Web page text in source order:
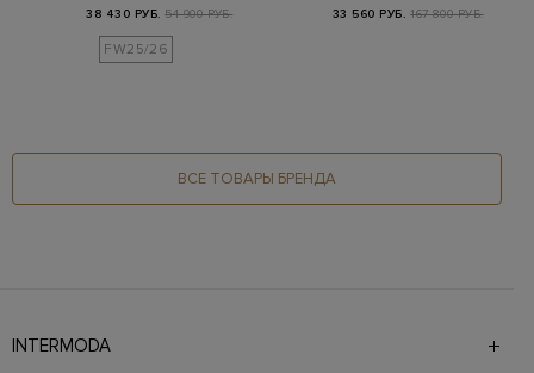
38 430 РУБ. 54 900 РУБ.
FW25/26
в…
33 560 РУБ. 167 800 РУБ.
ВСЕ ТОВАРЫ БРЕНДА
INTERMODA